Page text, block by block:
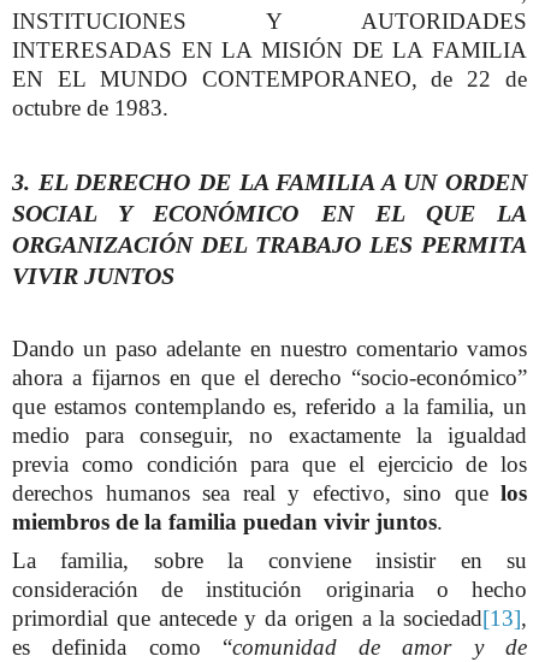
INSTITUCIONES Y AUTORIDADES
INTERESADAS EN LA MISIÓN DE LA FAMILIA
EN EL MUNDO CONTEMPORANEO, de 22 de
octubre de 1983.
3. EL DERECHO DE LA FAMILIA A UN ORDEN
SOCIAL Y ECONÓMICO EN EL QUE LA
ORGANIZACIÓN DEL TRABAJO LES PERMITA
VIVIR JUNTOS
Dando un paso adelante en nuestro comentario vamos
ahora a fijarnos en que el derecho “socio-económico”
que estamos contemplando es, referido a la familia, un
medio para conseguir, no exactamente la igualdad
previa como condición para que el ejercicio de los
derechos humanos sea real y efectivo, sino que los
miembros de la familia puedan vivir juntos.
La familia, sobre la conviene insistir en su
consideración de institución originaria o hecho
primordial que antecede y da origen a la sociedad[13],
es definida como “comunidad de amor y de